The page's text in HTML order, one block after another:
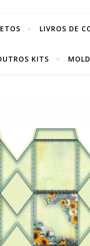
LIVROS DE
KITS